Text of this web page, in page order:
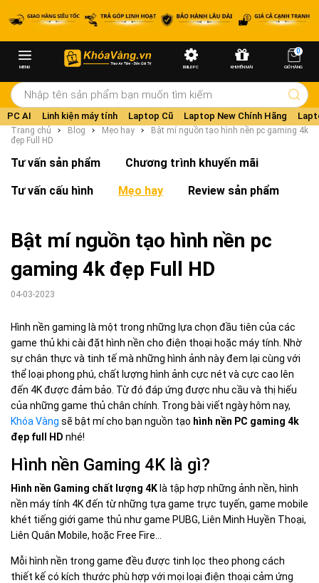
MENU BUILD PC KHUYẾN MÃI
0
GIỎ HÀNG
PC AI Linh kiện máy tính Laptop Cũ Laptop New Chính Hãng
Trang chủ Blog Mẹo hay
Bật mí nguồn tạo hình nền pc gaming 4k
đẹp Full HD
Tư vấn sản phẩm Chương trình khuyến mãi
Tư vấn cấu hình Mẹo hay Review sản phẩm
Bật mí nguồn tạo hình nền pc
gaming 4k đẹp Full HD
04-03-2023
Hình nền gaming là một trong những lựa chọn đầu tiên của các
game thủ khi cài đặt hình nền cho điện thoại hoặc máy tính. Nhờ
sự chân thực và tinh tế mà những hình ảnh này đem lại cùng với
thể loại phong phú, chất lượng hình ảnh cực nét và cực cao lên
đến 4K được đảm bảo. Từ đó đáp ứng được nhu cầu và thị hiếu
của những game thủ chân chính. Trong bài viết ngày hôm nay,
Khóa Vàng sẽ bật mí cho bạn nguồn tạo hình nền PC gaming 4k
đẹp full HD nhé!
Hình nền Gaming 4K là gì?
Hình nền Gaming chất lượng 4K là tập hợp những ảnh nền, hình
nền máy tính 4K đến từ những tựa game trực tuyến, game mobile
khét tiếng giới game thủ như game PUBG, Liên Minh Huyền Thoại,
Liên Quân Mobile, hoặc Free Fire…
Mỗi hình nền trong game đều được tinh lọc theo phong cách
thiết kế có kích thước phù hợp với mọi loại điện thoại cảm ứng